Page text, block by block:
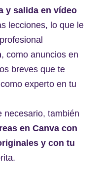
y salida en vídeo
lecciones, lo que le
, como anuncios en
breves que te
experto en tu
necesario, también
en Canva con
y con tu